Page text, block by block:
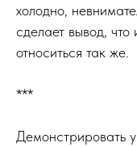
холодно,
сделает вывод,
относиться так же.
***
Демонстрировать